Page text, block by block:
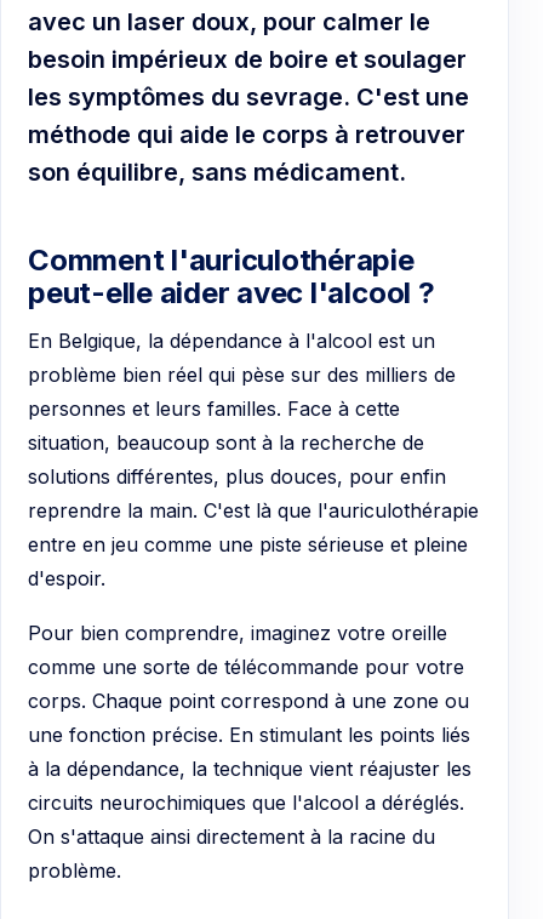
avec un laser doux, pour calmer le
besoin impérieux de boire et soulager
les symptômes du sevrage. C'est une
méthode qui aide le corps à retrouver
son équilibre, sans médicament.
Comment l'auriculothérapie
peut-elle aider avec l'alcool ?
En Belgique, la dépendance à l'alcool est un
problème bien réel qui pèse sur des milliers de
personnes et leurs familles. Face à cette
situation, beaucoup sont à la recherche de
solutions différentes, plus douces, pour enfin
reprendre la main. C'est là que l'auriculothérapie
entre en jeu comme une piste sérieuse et pleine
d'espoir.
Pour bien comprendre, imaginez votre oreille
comme une sorte de télécommande pour votre
corps. Chaque point correspond à une zone ou
une fonction précise. En stimulant les points liés
à la dépendance, la technique vient réajuster les
circuits neurochimiques que l'alcool a déréglés.
On s'attaque ainsi directement à la racine du
problème.